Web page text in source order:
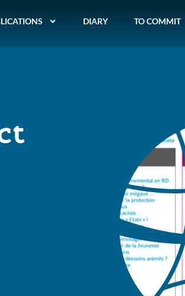
DIARY TO COMMIT